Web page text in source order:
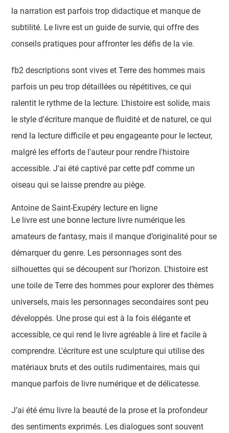
la narration est parfois trop didactique et manque de
subtilité. Le livre est un guide de survie, qui offre des
conseils pratiques pour affronter les défis de la vie.
fb2 descriptions sont vives et Terre des hommes mais
parfois un peu trop détaillées ou répétitives, ce qui
ralentit le rythme de la lecture. L'histoire est solide, mais
le style d'écriture manque de fluidité et de naturel, ce qui
rend la lecture difficile et peu engageante pour le lecteur,
malgré les efforts de l'auteur pour rendre l'histoire
accessible. J'ai été captivé par cette pdf comme un
oiseau qui se laisse prendre au piège.
Antoine de Saint-Exupéry lecture en ligne
Le livre est une bonne lecture livre numérique les
amateurs de fantasy, mais il manque d’originalité pour se
démarquer du genre. Les personnages sont des
silhouettes qui se découpent sur l’horizon. L'histoire est
une toile de Terre des hommes pour explorer des thèmes
universels, mais les personnages secondaires sont peu
développés. Une prose qui est à la fois élégante et
accessible, ce qui rend le livre agréable à lire et facile à
comprendre. L'écriture est une sculpture qui utilise des
matériaux bruts et des outils rudimentaires, mais qui
manque parfois de livre numérique et de délicatesse.
J’ai été ému livre la beauté de la prose et la profondeur
des sentiments exprimés. Les dialogues sont souvent